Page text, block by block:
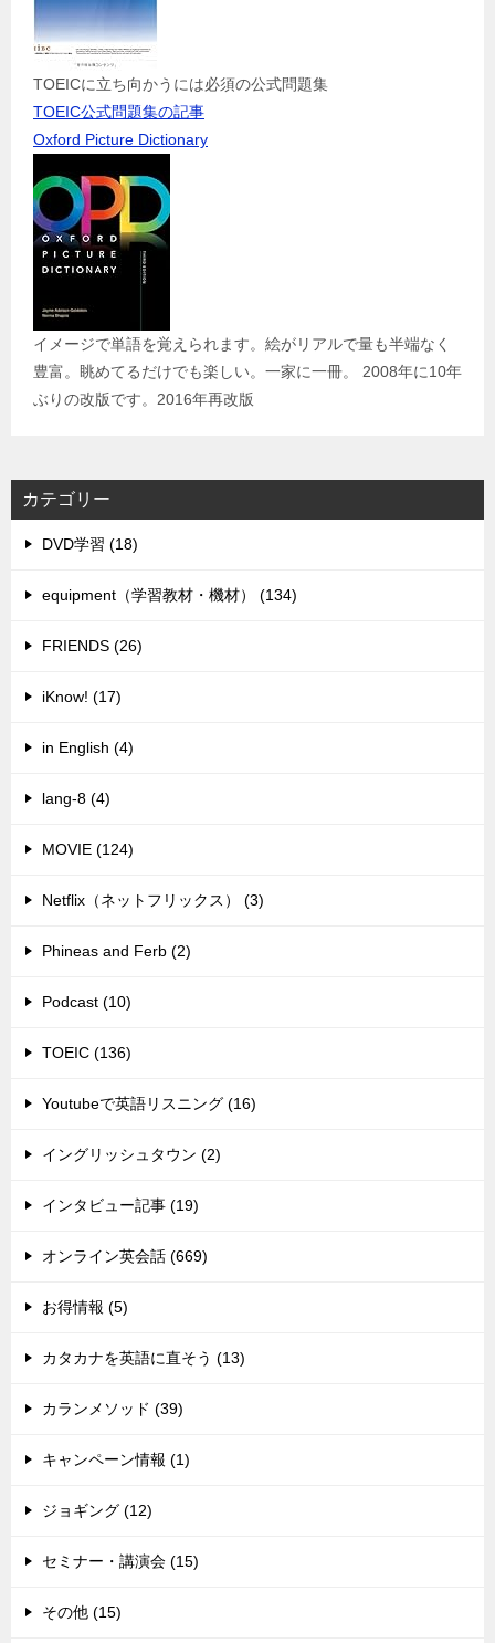
TOEICに立ち向かうには必須の公式問題集
TOEIC公式問題集の記事
Oxford Picture Dictionary
イメージで単語を覚えられます。絵がリアルで量も半端なく
豊富。眺めてるだけでも楽しい。一家に一冊。 2008年に10年
ぶりの改版です。2016年再改版
カテゴリー
DVD学習 (18)
equipment（学習教材・機材） (134)
FRIENDS (26)
iKnow! (17)
in English (4)
lang-8 (4)
MOVIE (124)
Netflix（ネットフリックス） (3)
Phineas and Ferb (2)
Podcast (10)
TOEIC (136)
Youtubeで英語リスニング (16)
イングリッシュタウン (2)
インタビュー記事 (19)
オンライン英会話 (669)
お得情報 (5)
カタカナを英語に直そう (13)
カランメソッド (39)
キャンペーン情報 (1)
ジョギング (12)
セミナー・講演会 (15)
その他 (15)